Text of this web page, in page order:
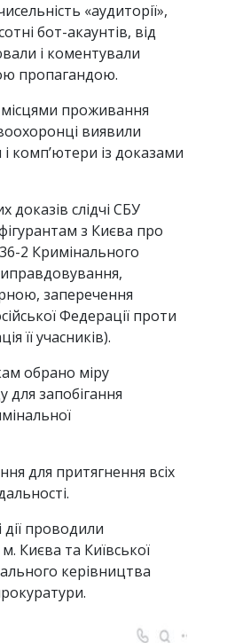
«аудиторії»,
бот-акаунтів, від
і коментували
пропагандою.
місцями проживання
виявили
комп’ютери із доказами
доказів слідчі СБУ
з Києва про
2 Кримінального
заперечення
Федерації проти
її учасників).
обрано міру
для запобігання
для притягнення всіх
проводили
Києва та Київської
керівництва